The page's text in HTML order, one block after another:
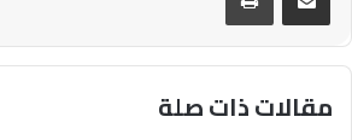
مقالات ذات صلة